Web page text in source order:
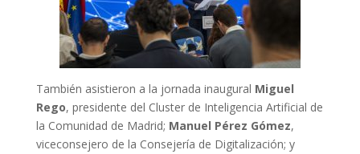
También asistieron a la jornada inaugural Miguel
Rego, presidente del Cluster de Inteligencia Artificial de
la Comunidad de Madrid; Manuel Pérez Gómez,
viceconsejero de la Consejería de Digitalización; y